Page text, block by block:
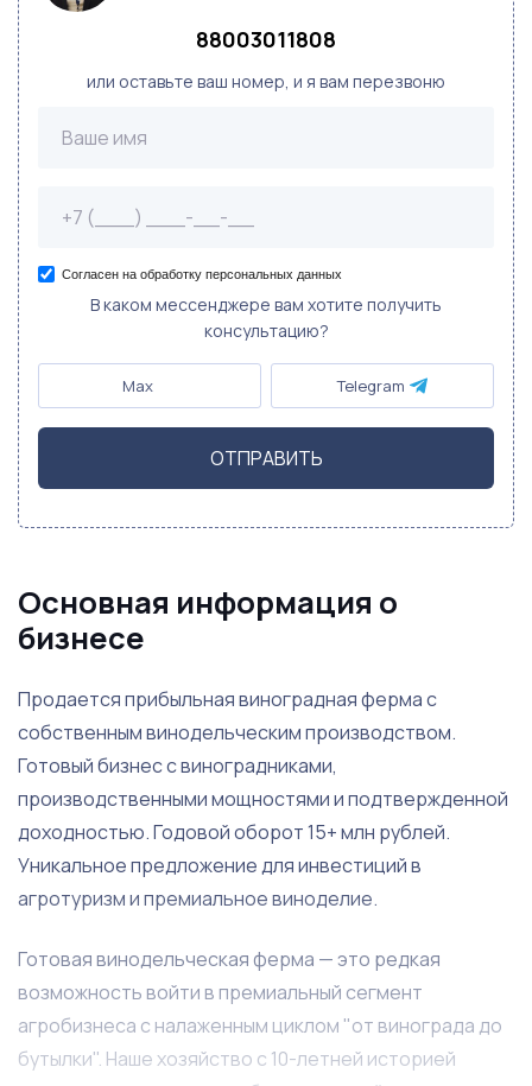
88003011808
или оставьте ваш номер, и я вам перезвоню
Согласен на обработку персональных данных
В каком мессенджере вам хотите получить
консультацию?
Max Telegram
ОТПРАВИТЬ
Основная информация о
бизнесе
Продается прибыльная виноградная ферма с
собственным винодельческим производством.
Готовый бизнес с виноградниками,
производственными мощностями и подтвержденной
доходностью. Годовой оборот 15+ млн рублей.
Уникальное предложение для инвестиций в
агротуризм и премиальное виноделие.
Готовая винодельческая ферма — это редкая
возможность войти в премиальный сегмент
агробизнеса с налаженным циклом "от винограда до
бутылки". Наше хозяйство с 10-летней историей